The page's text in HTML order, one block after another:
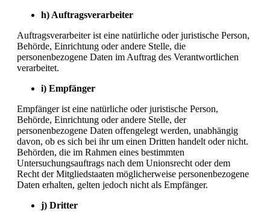
h) Auftragsverarbeiter
Auftragsverarbeiter ist eine natürliche oder juristische Person,
Behörde, Einrichtung oder andere Stelle, die
personenbezogene Daten im Auftrag des Verantwortlichen
verarbeitet.
i) Empfänger
Empfänger ist eine natürliche oder juristische Person,
Behörde, Einrichtung oder andere Stelle, der
personenbezogene Daten offengelegt werden, unabhängig
davon, ob es sich bei ihr um einen Dritten handelt oder nicht.
Behörden, die im Rahmen eines bestimmten
Untersuchungsauftrags nach dem Unionsrecht oder dem
Recht der Mitgliedstaaten möglicherweise personenbezogene
Daten erhalten, gelten jedoch nicht als Empfänger.
j) Dritter